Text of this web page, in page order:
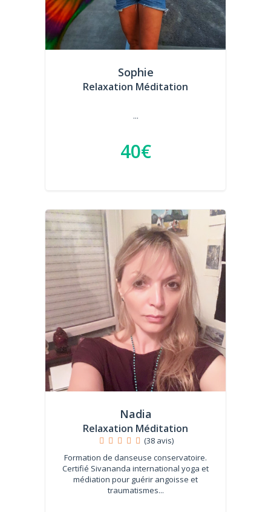
Sophie
Relaxation Méditation
...
40€
Nadia
Relaxation Méditation
(38 avis)
Formation de danseuse conservatoire.
Certifié Sivananda international yoga et
médiation pour guérir angoisse et
traumatismes...